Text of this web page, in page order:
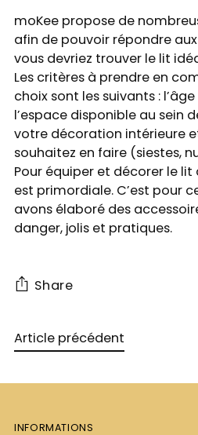
moKee propose de
afin de pouvoir répondre
vous devriez trouver le lit
Les critères à prendre en
choix sont les suivants :
l’espace disponible au sein
votre décoration intérieure
souhaitez en faire (siestes,
Pour équiper et décorer le
est primordiale. C’est pour
avons élaboré des
danger, jolis et pratiques.
Share
Article précédent
INFORMATIONS